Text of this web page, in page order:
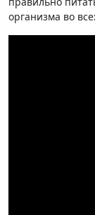
организма во